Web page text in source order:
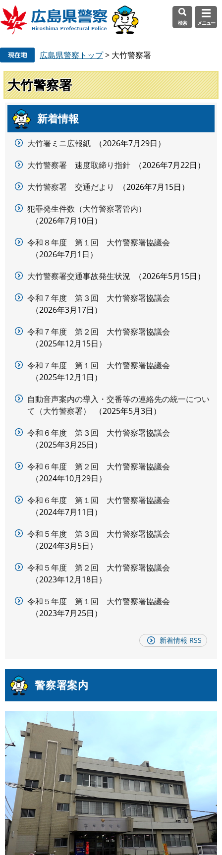
の
先
頭
ー
を
飛
検索 メニュー
広島県警察トップ> 大竹警察署
大竹警察署
本
文
新着情報
大竹署ミニ広報紙
2026年7月29日
大竹警察署 速度取締り指針
2026年7月22日
大竹警察署 交通だより
2026年7月15日
犯罪発生件数（大竹警察署管内）
2026年7月10日
令和８年度 第１回 大竹警察署協議会
2026年7月1日
大竹警察署交通事故発生状況
2026年5月15日
令和７年度 第３回 大竹警察署協議会
2026年3月17日
令和７年度 第２回 大竹警察署協議会
2025年12月15日
令和７年度 第１回 大竹警察署協議会
2025年12月1日
自動音声案内の導入・交番等の連絡先の統一につい
て（大竹警察署）
2025年5月3日
令和６年度 第３回 大竹警察署協議会
2025年3月25日
令和６年度 第２回 大竹警察署協議会
2024年10月29日
令和６年度 第１回 大竹警察署協議会
2024年7月11日
令和５年度 第３回 大竹警察署協議会
2024年3月5日
令和５年度 第２回 大竹警察署協議会
2023年12月18日
令和５年度 第１回 大竹警察署協議会
2023年7月25日
新着情報 RSS
警察署案内